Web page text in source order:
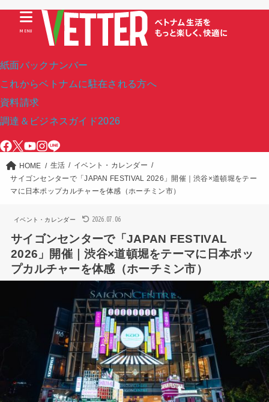
紙面バックナンバー
これからベトナムに駐在される方へ
資料請求
調達＆ビジネスガイド2026
MENU
HOME 生活
イベント・カレンダー
サイゴンセンターで「JAPAN FESTIVAL 2026」開催｜渋谷×道頓堀をテー
マに日本ポップカルチャーを体感（ホーチミン市）
イベント・カレンダー 2026.07.06
サイゴンセンターで「JAPAN FESTIVAL
2026」開催｜渋谷×道頓堀をテーマに日本ポッ
プカルチャーを体感（ホーチミン市）